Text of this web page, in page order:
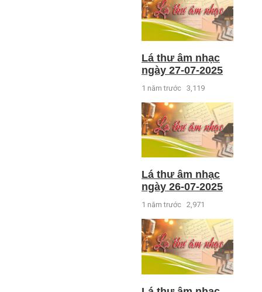
Lá thư âm nhạc
ngày 27-07-2025
1 năm trước 3,119
Lá thư âm nhạc
ngày 26-07-2025
1 năm trước 2,971